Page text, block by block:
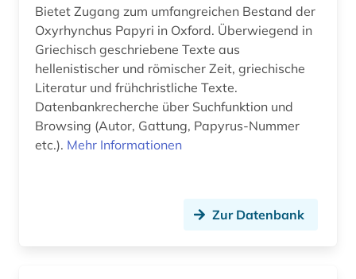
biblische archäologie (1)
bild (1)
bildarchiv (1)
bilddatenbank (6)
bildliche darstellung (1)
Bietet Zugang zum umfangreichen Bestand der
Oxyrhynchus Papyri in Oxford. Überwiegend in
Griechisch geschriebene Texte aus
hellenistischer und römischer Zeit, griechische
Literatur und frühchristliche Texte.
Datenbankrecherche über Suchfunktion und
Browsing (Autor, Gattung, Papyrus-Nummer
etc.). Mehr Informationen
Zur Datenbank